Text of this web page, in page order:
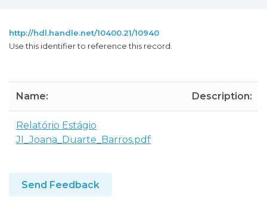
http://hdl.handle.net/10400.21/10940
Use this identifier to reference this record.
Name: Description:
Relatório Estágio
JI_Joana_Duarte_Barros.pdf
Send Feedback